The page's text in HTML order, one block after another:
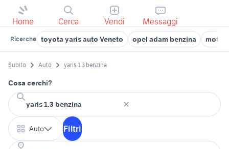
Home Cerca Vendi Messaggi
Ricerche toyota yaris auto Veneto opel adam benzina
Subito Auto yaris 1.3 benzina
Cosa cerchi?
Auto Filtri